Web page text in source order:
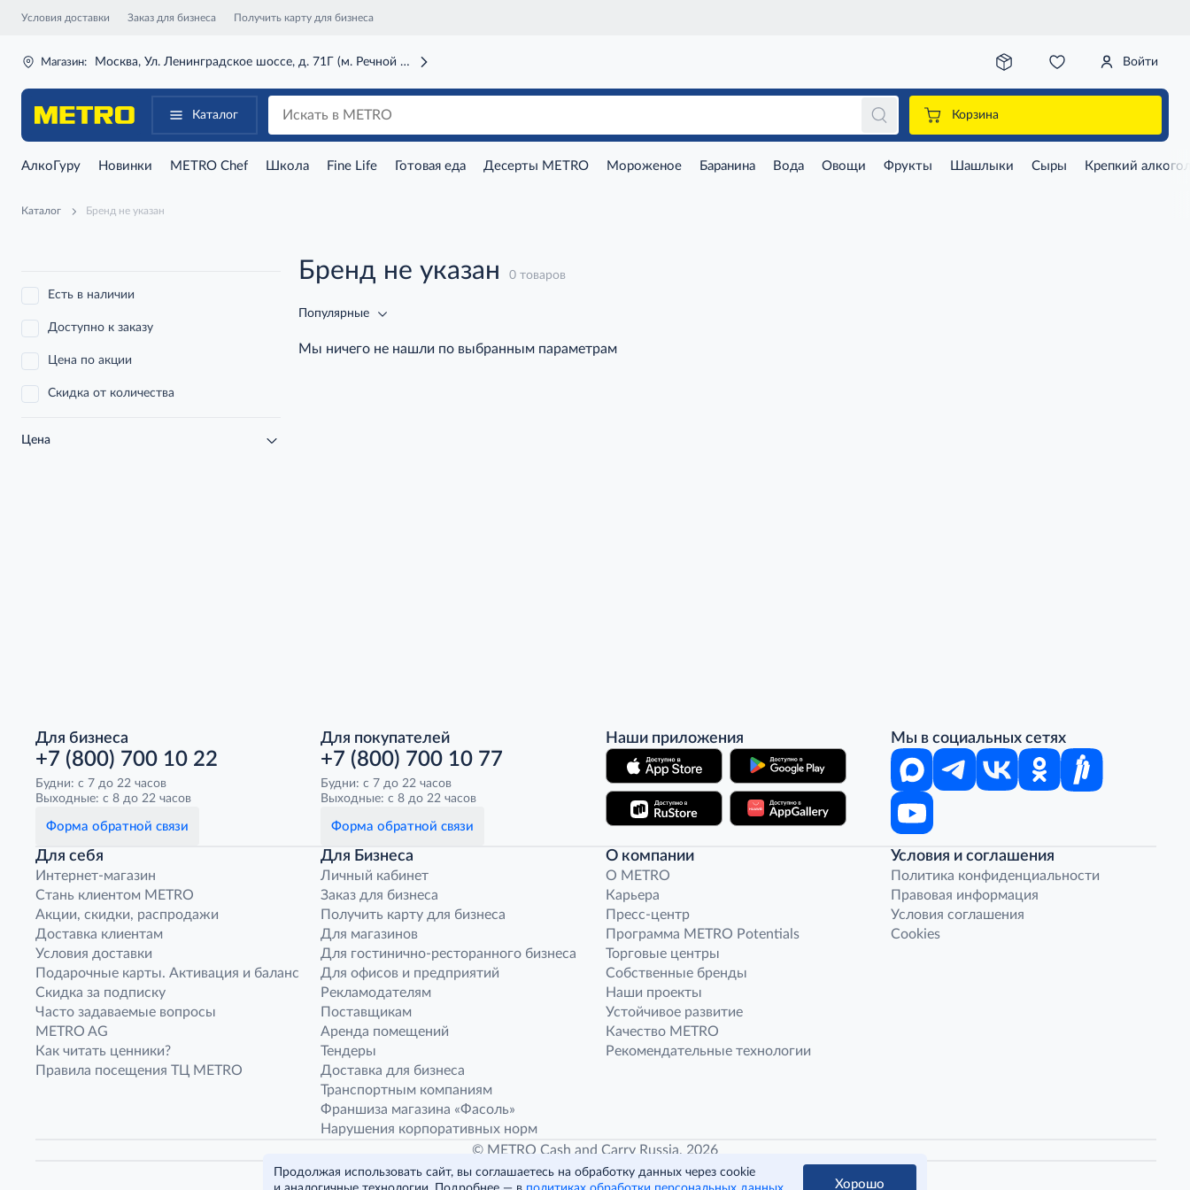
Условия доставки Заказ для бизнеса Получить карту для бизнеса
Магазин: Москва, Ул. Ленинградское шоссе, д. 71Г (м. Речной вокзал) Войти
Каталог Корзина
АлкоГуру Новинки METRO Chef Школа Fine Life Готовая еда Десерты METRO Мороженое Баранина Вода Овощи Фрукты Шашлыки Сыры Крепкий
Каталог Бренд не указан
Есть в наличии
Доступно к заказу
Цена по акции
Скидка от количества
Цена
Бренд не указан 0 товаров
Популярные
Мы ничего не нашли по выбранным параметрам
Для бизнеса
+7 (800) 700 10 22
Будни: с 7 до 22 часов
Выходные: с 8 до 22 часов
Форма обратной связи
Для покупателей
+7 (800) 700 10 77
Будни: с 7 до 22 часов
Выходные: с 8 до 22 часов
Форма обратной связи
Наши приложения Мы в социальных сетях
Для себя
Интернет-магазин
Стань клиентом METRO
Акции, скидки, распродажи
Доставка клиентам
Условия доставки
Подарочные карты. Активация и баланс
Скидка за подписку
Часто задаваемые вопросы
METRO AG
Как читать ценники?
Правила посещения ТЦ METRO
Для Бизнеса
Личный кабинет
Заказ для бизнеса
Получить карту для бизнеса
Для магазинов
Для гостинично-ресторанного бизнеса
Для офисов и предприятий
Рекламодателям
Поставщикам
Аренда помещений
Тендеры
Доставка для бизнеса
Транспортным компаниям
Франшиза магазина «Фасоль»
Нарушения корпоративных норм
О компании
O METRO
Карьера
Пресс-центр
Программа METRO Potentials
Торговые центры
Собственные бренды
Наши проекты
Устойчивое развитие
Качество METRO
Рекомендательные технологии
Условия и соглашения
Политика конфиденциальности
Правовая информация
Условия соглашения
Cookies
© METRO Cash and Carry Russia, 2026
Продолжая использовать сайт, вы соглашаетесь на обработку данных через cookie
Хорошо